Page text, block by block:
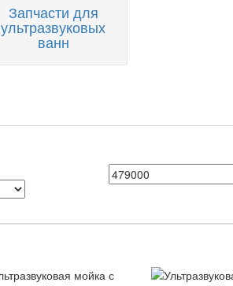
Запчасти для
ультразвуковых
ванн